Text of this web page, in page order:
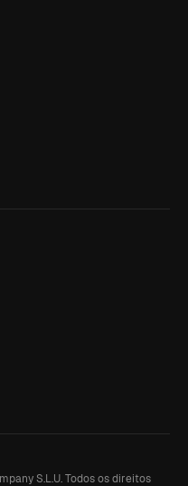
S.L.U. Todos os direitos